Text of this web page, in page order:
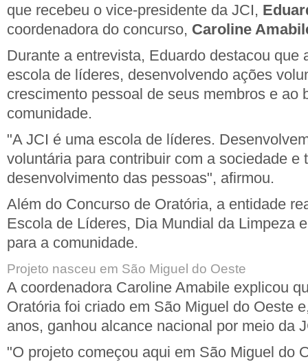
que recebeu o vice-presidente da JCI,
coordenadora do concurso, Caroline
Durante a entrevista, Eduardo destacou que
escola de líderes, desenvolvendo ações
crescimento pessoal de seus membros e ao
comunidade.
"A JCI é uma escola de líderes.
voluntária para contribuir com a sociedade e
desenvolvimento das pessoas", afirmou.
Além do Concurso de Oratória, a entidade
Escola de Líderes, Dia Mundial da Limpeza
para a comunidade.
Projeto nasceu em São Miguel do Oeste
A coordenadora Caroline Amabile explicou
Oratória foi criado em São Miguel do Oeste
anos, ganhou alcance nacional por meio da
"O projeto começou aqui em São Miguel do